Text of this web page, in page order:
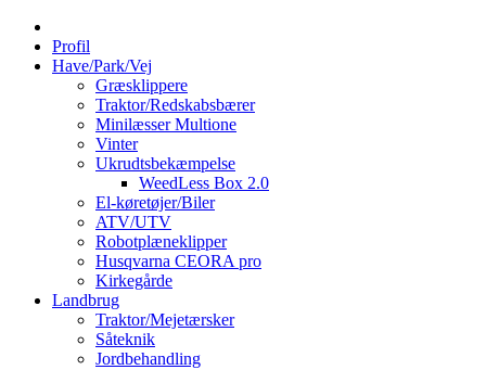
Profil
Have/Park/Vej
Græsklippere
Traktor/Redskabsbærer
Minilæsser Multione
Vinter
Ukrudtsbekæmpelse
WeedLess Box 2.0
El-køretøjer/Biler
ATV/UTV
Robotplæneklipper
Husqvarna CEORA pro
Kirkegårde
Landbrug
Traktor/Mejetærsker
Såteknik
Jordbehandling